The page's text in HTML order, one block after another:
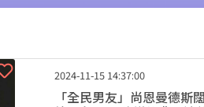
2024-11-15 14:37:00
「全民男友」尚恩曼德斯